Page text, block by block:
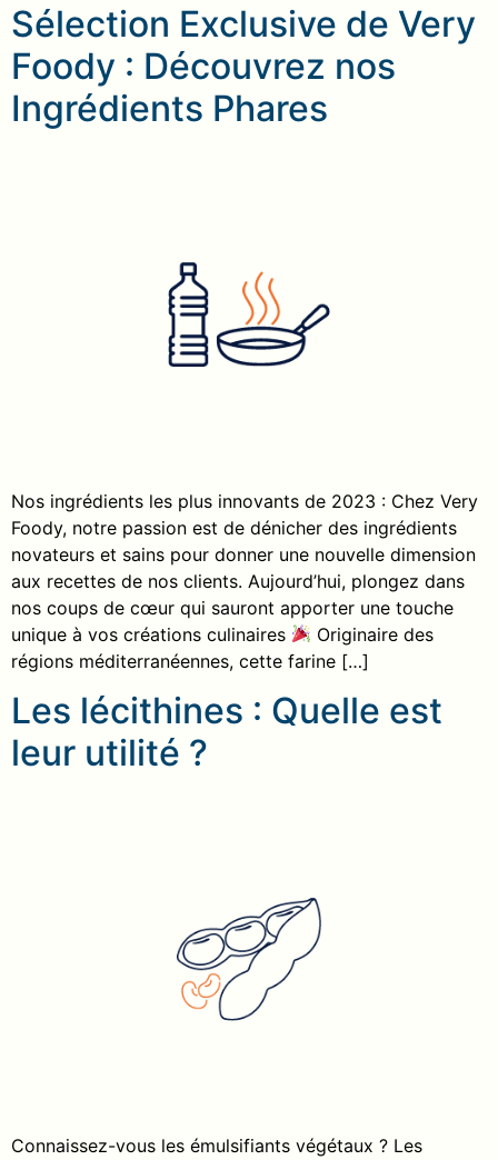
Sélection Exclusive de Very
Foody : Découvrez nos
Ingrédients Phares
Nos ingrédients les plus innovants de 2023 : Chez Very
Foody, notre passion est de dénicher des ingrédients
novateurs et sains pour donner une nouvelle dimension
aux recettes de nos clients. Aujourd’hui, plongez dans
nos coups de cœur qui sauront apporter une touche
unique à vos créations culinaires
Originaire des
régions méditerranéennes, cette farine […]
Les lécithines : Quelle est
leur utilité ?
Connaissez-vous les émulsifiants végétaux ? Les